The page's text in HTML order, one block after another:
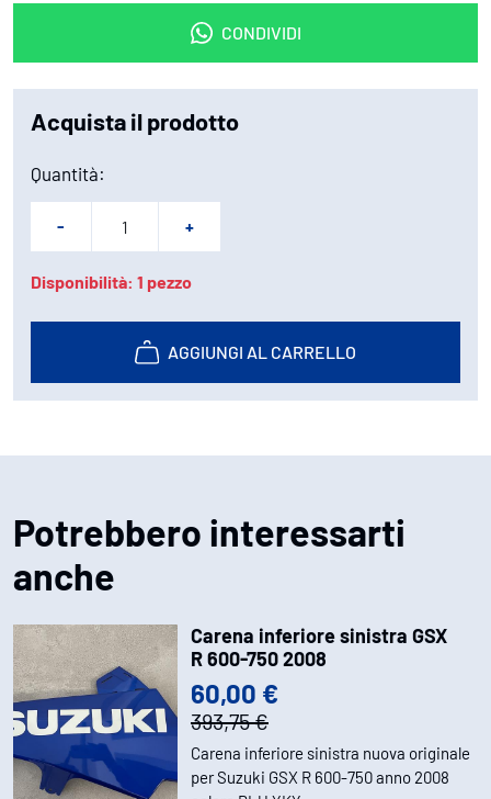
CONDIVIDI
Acquista il prodotto
Quantità:
- +
Disponibilità: 1 pezzo
AGGIUNGI AL CARRELLO
Potrebbero interessarti
anche
Carena inferiore sinistra GSX
R 600-750 2008
60,00 €
393,75 €
Carena inferiore sinistra nuova originale
per Suzuki GSX R 600-750 anno 2008